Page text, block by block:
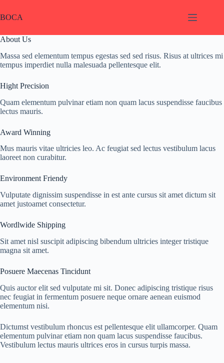
to
content
BOCA
About Us
Massa sed elementum tempus egestas sed sed risus. Risus at ultrices mi
tempus imperdiet nulla malesuada pellentesque elit.
Hight Precision
Quam elementum pulvinar etiam non quam lacus suspendisse faucibus
lectus mauris.
Award Winning
Mus mauris vitae ultricies leo. Ac feugiat sed lectus vestibulum lacus
laoreet non curabitur.
Environment Friendy
Vulputate dignissim suspendisse in est ante cursus sit amet dictum sit
amet justoamet consectetur.
Wordlwide Shipping
Sit amet nisl suscipit adipiscing bibendum ultricies integer tristique
magna sit amet.
Posuere Maecenas Tincidunt
Quis auctor elit sed vulputate mi sit. Donec adipiscing tristique risus
nec feugiat in fermentum posuere neque ornare aenean euismod
elementum nisi.
Dictumst vestibulum rhoncus est pellentesque elit ullamcorper. Quam
elementum pulvinar etiam non quam lacus suspendisse faucibus.
Vestibulum lectus mauris ultrices eros in cursus turpis massa.